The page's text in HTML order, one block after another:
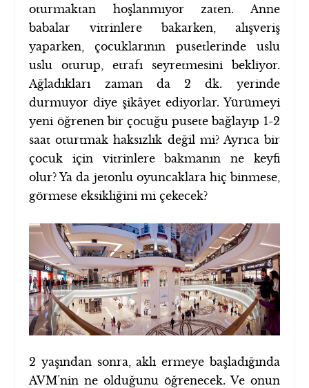
oturmaktan hoşlanmıyor zaten. Anne
babalar vitrinlere bakarken, alışveriş
yaparken, çocuklarının pusetlerinde uslu
uslu oturup, etrafı seyretmesini bekliyor.
Ağladıkları zaman da 2 dk. yerinde
durmuyor diye şikâyet ediyorlar. Yürümeyi
yeni öğrenen bir çocuğu pusete bağlayıp 1-2
saat oturtmak haksızlık değil mi? Ayrıca bir
çocuk için vitrinlere bakmanın ne keyfi
olur? Ya da jetonlu oyuncaklara hiç binmese,
görmese eksikliğini mi çekecek?
2 yaşından sonra, aklı ermeye başladığında
AVM’nin ne olduğunu öğrenecek. Ve onun